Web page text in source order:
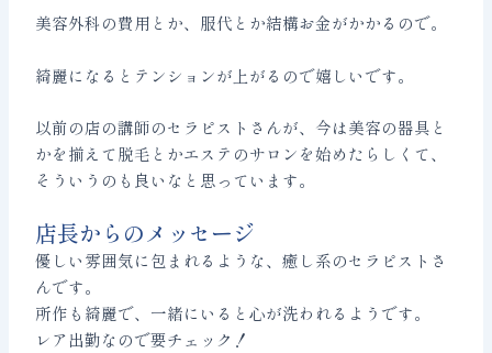
美容外科の費用とか、服代とか結構お金がかかるので。
綺麗になるとテンションが上がるので嬉しいです。
以前の店の講師のセラピストさんが、今は美容の器具と
かを揃えて脱毛とかエステのサロンを始めたらしくて、
そういうのも良いなと思っています。
店長からのメッセージ
優しい雰囲気に包まれるような、癒し系のセラピストさ
んです。
所作も綺麗で、一緒にいると心が洗われるようです。
レア出勤なので要チェック！